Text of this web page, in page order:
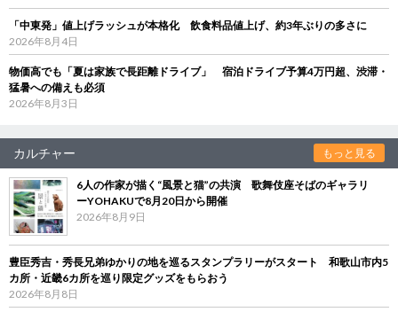
「中東発」値上げラッシュが本格化 飲食料品値上げ、約3年ぶりの多さに
2026年8月4日
物価高でも「夏は家族で長距離ドライブ」 宿泊ドライブ予算4万円超、渋滞・
猛暑への備えも必須
2026年8月3日
カルチャー もっと見る
6人の作家が描く“風景と猫”の共演 歌舞伎座そばのギャラリ
ーYOHAKUで8月20日から開催
2026年8月9日
豊臣秀吉・秀長兄弟ゆかりの地を巡るスタンプラリーがスタート 和歌山市内5
カ所・近畿6カ所を巡り限定グッズをもらおう
2026年8月8日